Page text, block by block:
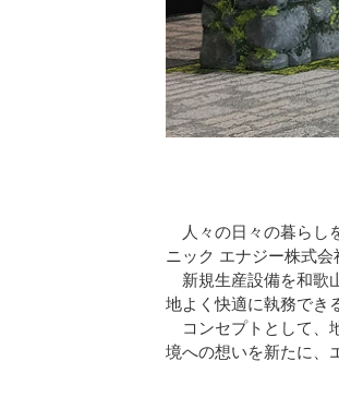
人々の日々の暮らし
ニック エナジー株式
新規生産設備を和歌
地よく快適に執務でき
コンセプトとして、
境への想いを新たに、